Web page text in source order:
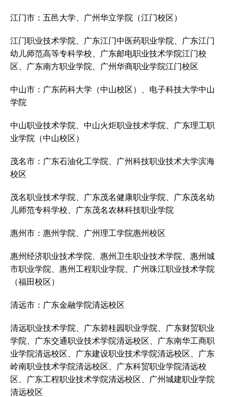
江门市：五邑大学、广州华立学院（江门校区）
江门职业技术学院、广东江门中医药职业学院、广东江门
幼儿师范高等专科学校、广东邮电职业技术学院江门校
区、广东南方职业学院、广州华商职业学院江门校区
中山市：广东药科大学（中山校区）、电子科技大学中山
学院
中山职业技术学院、中山火炬职业技术学院、广东理工职
业学院（中山校区）
茂名市：广东石油化工学院、广州科技职业技术大学滨海
校区
茂名职业技术学院、广东茂名健康职业学院、广东茂名幼
儿师范专科学校、广东茂名农林科技职业学院
惠州市：惠州学院、广州理工学院惠州校区
惠州经济职业技术学院、惠州卫生职业技术学院、惠州城
市职业学院、惠州工程职业学院、广州珠江职业技术学院
（福田校区）
清远市：广东金融学院清远校区
清远职业技术学院、广东碧桂园职业学院、广东财贸职业
学院、广东交通职业技术学院清远校区、广东南华工商职
业学院清远校区、广东建设职业技术学院清远校区、广东
岭南职业技术学院清远校区、广东科贸职业学院清远校
区、广东工程职业技术学院清远校区、广州城建职业学院
清远校区